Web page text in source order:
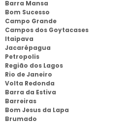
Barra Mansa
Bom Sucesso
Campo Grande
Campos dos Goytacases
Itaipava
Jacarépagua
Petropolis
Região dos Lagos
Rio de Janeiro
Volta Redonda
Barra da Estiva
Barreiras
Bom Jesus da Lapa
Brumado